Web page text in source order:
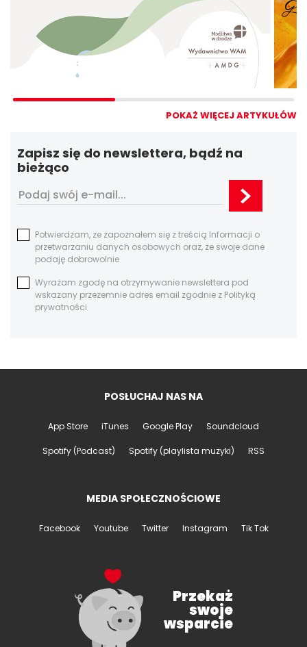
POKAŻ WIĘCEJ ARTYKUŁÓW
Zapisz się do newslettera, bądź na
bieżąco
Potwierdzam, ze zapoznałem się z treścią Informacji o
przetwarzaniu danych osobowych oraz, że swoje dane
podaję dobrowolnie
Wyrażam zgodę na otrzymywanie newslettera pod
wskazany przezemnie adres email zgodnie z Polityką
prywatności
POSŁUCHAJ NAS NA
App Store iTunes Google Play Soundcloud
Spotify (Podcast) Spotify (playlista muzyki) RSS
MEDIA SPOŁECZNOŚCIOWE
Facebook Youtube Twitter Instagram Tik Tok
Przekaż
swoje
wsparcie